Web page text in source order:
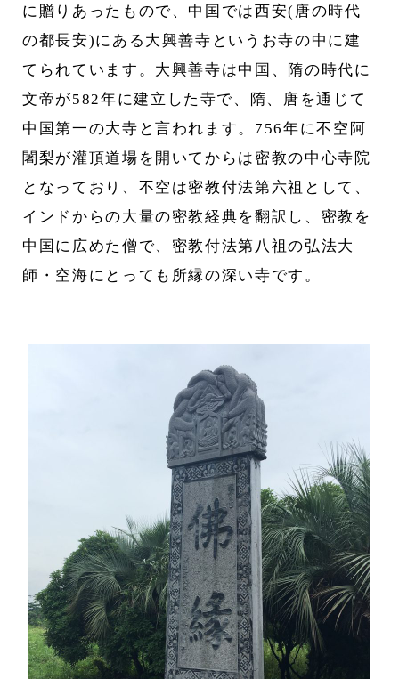
に贈りあったもので、中国では西安(唐の時代
の都長安)にある大興善寺というお寺の中に建
てられています。大興善寺は中国、隋の時代に
文帝が582年に建立した寺で、隋、唐を通じて
中国第一の大寺と言われます。756年に不空阿
闍梨が灌頂道場を開いてからは密教の中心寺院
となっており、不空は密教付法第六祖として、
インドからの大量の密教経典を翻訳し、密教を
中国に広めた僧で、密教付法第八祖の弘法大
師・空海にとっても所縁の深い寺です。